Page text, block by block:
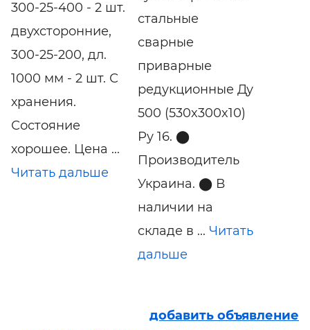
300-25-400 - 2 шт.
двухсторонние,
300-25-200, дл.
1000 мм - 2 шт. С
хранения.
Состояние
хорошее. Цена ...
Читать дальше
стальные
сварные
приварные
редукционные Ду
500 (530x300x10)
Ру 16. ⬤
Производитель
Украина. ⬤ В
наличии на
складе в ... Читать
дальше
добавить объявление